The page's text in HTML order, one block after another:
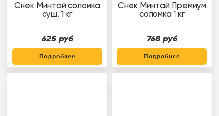
Снек Минтай соломка
суш. 1 кг
625 руб
Подробнее
Снек Минтай Премиум
соломка 1 кг
768 руб
Подробнее